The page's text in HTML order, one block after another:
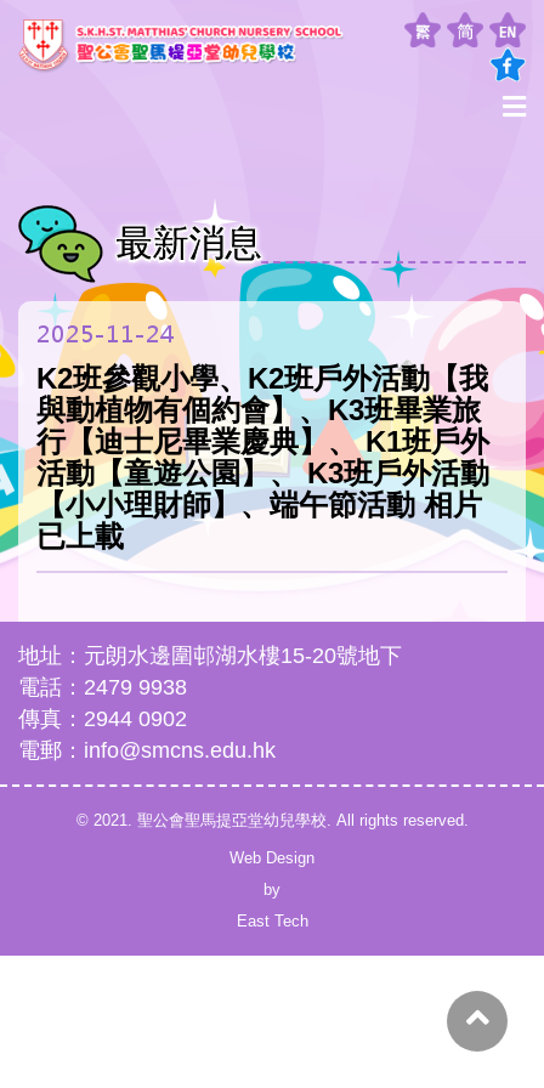
最新消息
2025-11-24
K2班參觀小學、K2班戶外活動【我
與動植物有個約會】、K3班畢業旅
行【迪士尼畢業慶典】、 K1班戶外
活動【童遊公園】、 K3班戶外活動
【小小理財師】、端午節活動 相片
已上載
地址：元朗水邊圍邨湖水樓15-20號地下
電話：2479 9938
傳真：2944 0902
電郵：info@smcns.edu.hk
© 2021. 聖公會聖馬提亞堂幼兒學校. All rights reserved.
Web Design
by
East Tech